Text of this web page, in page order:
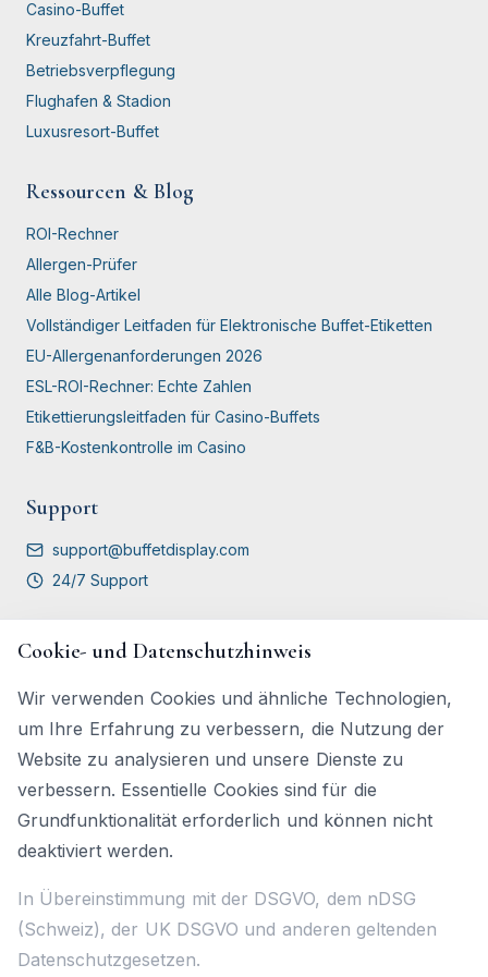
Casino-Buffet
Kreuzfahrt-Buffet
Betriebsverpflegung
Flughafen & Stadion
Luxusresort-Buffet
Ressourcen & Blog
ROI-Rechner
Allergen-Prüfer
Alle Blog-Artikel
Vollständiger Leitfaden für Elektronische Buffet-Etiketten
EU-Allergenanforderungen 2026
ESL-ROI-Rechner: Echte Zahlen
Etikettierungsleitfaden für Casino-Buffets
F&B-Kostenkontrolle im Casino
Support
support@buffetdisplay.com
24/7 Support
Vergleichen
vs QR-Code-Menüs
vs iPad / Tablet-Anzeigen
DSGVO-konform
Cookie- und Datenschutzhinweis
Wir verwenden Cookies und ähnliche Technologien,
um Ihre Erfahrung zu verbessern, die Nutzung der
Website zu analysieren und unsere Dienste zu
verbessern. Essentielle Cookies sind für die
Grundfunktionalität erforderlich und können nicht
deaktiviert werden.
In Übereinstimmung mit der DSGVO, dem nDSG
(Schweiz), der UK DSGVO und anderen geltenden
Datenschutzgesetzen.